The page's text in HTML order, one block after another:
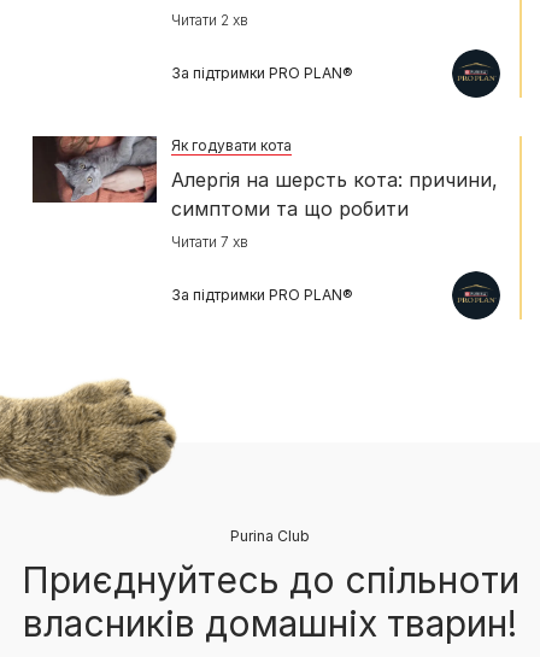
Читати 2 хв
За підтримки PRO PLAN®
Як годувати кота
Алергія на шерсть кота: причини,
симптоми та що робити
Читати 7 хв
За підтримки PRO PLAN®
Purina Club
Приєднуйтесь до спільноти
власників домашніх тварин!